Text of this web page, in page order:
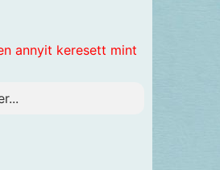
annyit keresett mint